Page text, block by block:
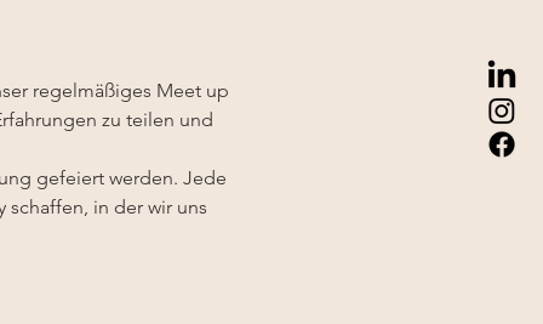
regelmäßiges Meet up
zu teilen und
gefeiert werden. Jede
in der wir uns